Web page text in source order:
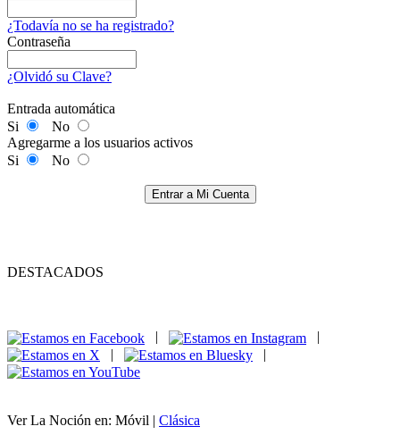
¿Todavía no se ha registrado?
Contraseña
¿Olvidó su Clave?
Entrada automática
Si
No
Agregarme a los usuarios activos
Si
No
Entrar a Mi Cuenta
DESTACADOS
|
|
Ver La Noción en: Móvil | Clásica